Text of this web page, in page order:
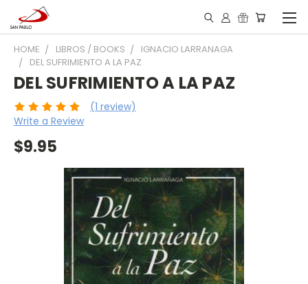
HOME LIBROS / BOOKS
IGNACIO LARRANAGA
DEL SUFRIMIENTO A LA PAZ
DEL SUFRIMIENTO A LA PAZ
(1 review)
Write a Review
$9.95